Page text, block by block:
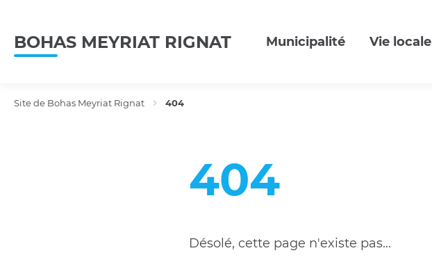
BOHAS MEYRIAT RIGNAT Municipalité Vie locale
Site de Bohas Meyriat Rignat 404
404
Désolé, cette page n'existe pas...